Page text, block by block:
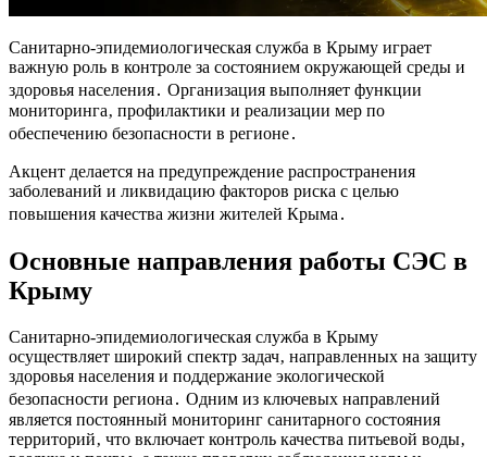
Санитарно-эпидемиологическая служба в Крыму играет
важную роль в контроле за состоянием окружающей среды и
здоровья населения․ Организация выполняет функции
мониторинга‚ профилактики и реализации мер по
обеспечению безопасности в регионе․
Акцент делается на предупреждение распространения
заболеваний и ликвидацию факторов риска с целью
повышения качества жизни жителей Крыма․
Основные направления работы СЭС в
Крыму
Санитарно-эпидемиологическая служба в Крыму
осуществляет широкий спектр задач‚ направленных на защиту
здоровья населения и поддержание экологической
безопасности региона․ Одним из ключевых направлений
является постоянный мониторинг санитарного состояния
территорий‚ что включает контроль качества питьевой воды‚